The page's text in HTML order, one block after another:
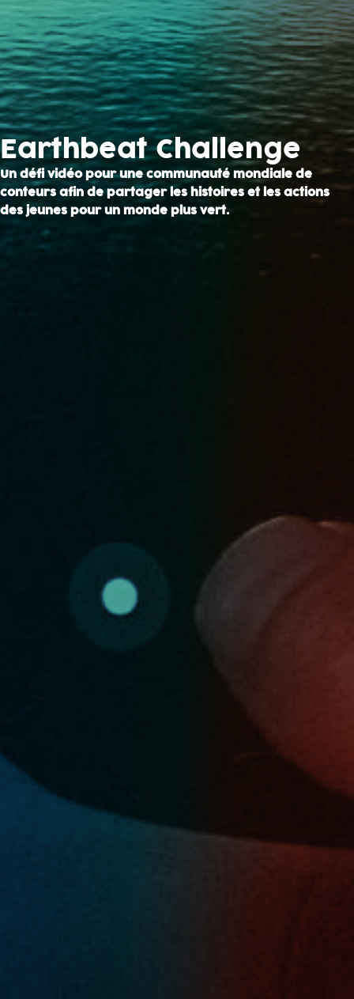
Earthbeat Challenge
Un défi vidéo pour une communauté mondiale de
conteurs afin de partager les histoires et les actions
des jeunes pour un monde plus vert.